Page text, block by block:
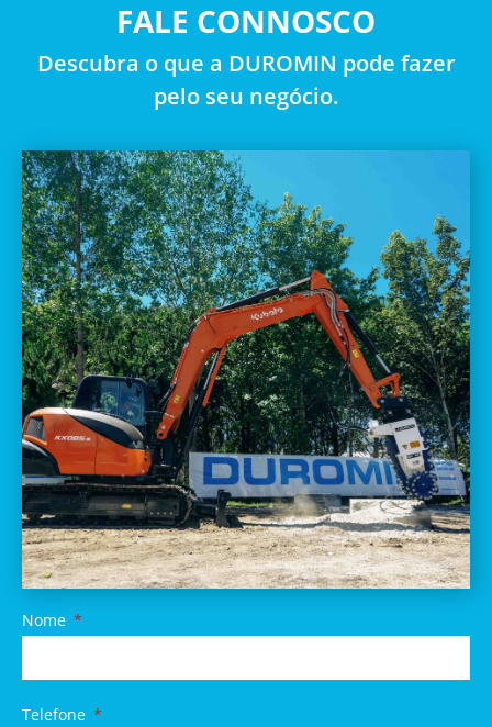
FALE CONNOSCO
Descubra o que a DUROMIN pode fazer
pelo seu negócio.
Nome
Telefone